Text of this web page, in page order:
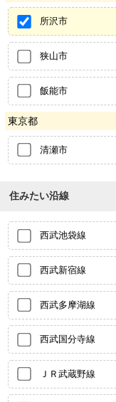
所沢市
狭山市
飯能市
東京都
清瀬市
住みたい沿線
西武池袋線
西武新宿線
西武多摩湖線
西武国分寺線
ＪＲ武蔵野線